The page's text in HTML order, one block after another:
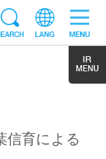
信育による